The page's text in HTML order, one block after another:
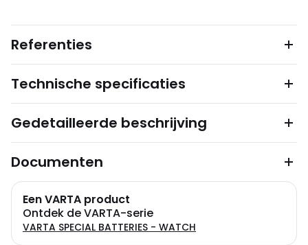
Referenties
Technische specificaties
Gedetailleerde beschrijving
Documenten
Een VARTA product
Ontdek de VARTA-serie
VARTA SPECIAL BATTERIES - WATCH